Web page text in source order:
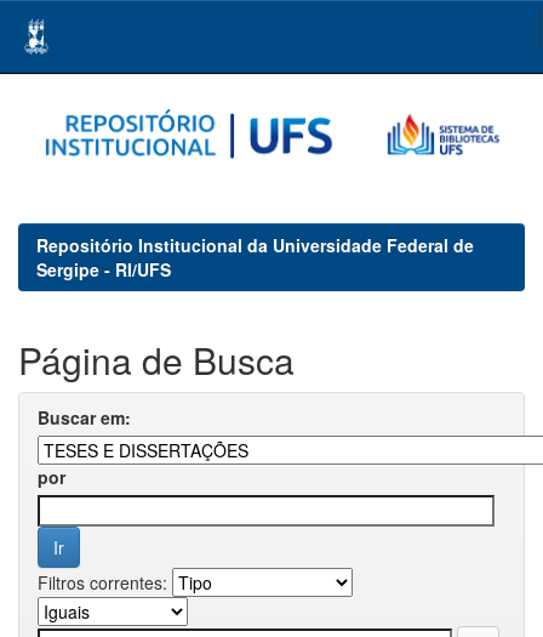
navigation
Repositório Institucional da Universidade Federal de
Sergipe - RI/UFS
Página de Busca
Buscar em:
por
Filtros correntes: